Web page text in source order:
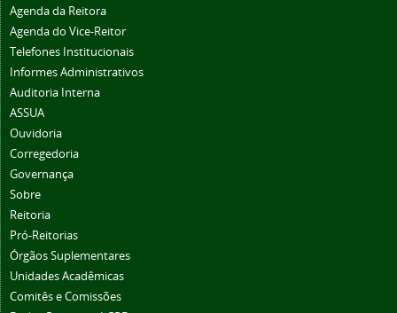
Agenda da Reitora
Agenda do Vice-Reitor
Telefones Institucionais
Informes Administrativos
Auditoria Interna
ASSUA
Ouvidoria
Corregedoria
Governança
Sobre
Reitoria
Pró-Reitorias
Órgãos Suplementares
Unidades Acadêmicas
Comitês e Comissões